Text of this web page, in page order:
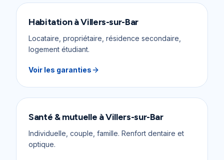
HabitationàVillers-sur-Bar
Locataire, propriétaire, résidence secondaire,
logement étudiant.
Voir les garanties
Santé & mutuelle àVillers-sur-Bar
Individuelle, couple, famille. Renfort dentaire et
optique.